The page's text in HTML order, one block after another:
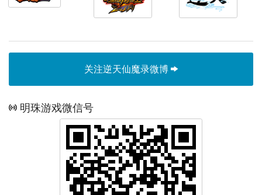
关注逆天仙魔录微博
明珠游戏微信号